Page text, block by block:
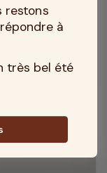
Découvrir
restons
à
très bel été